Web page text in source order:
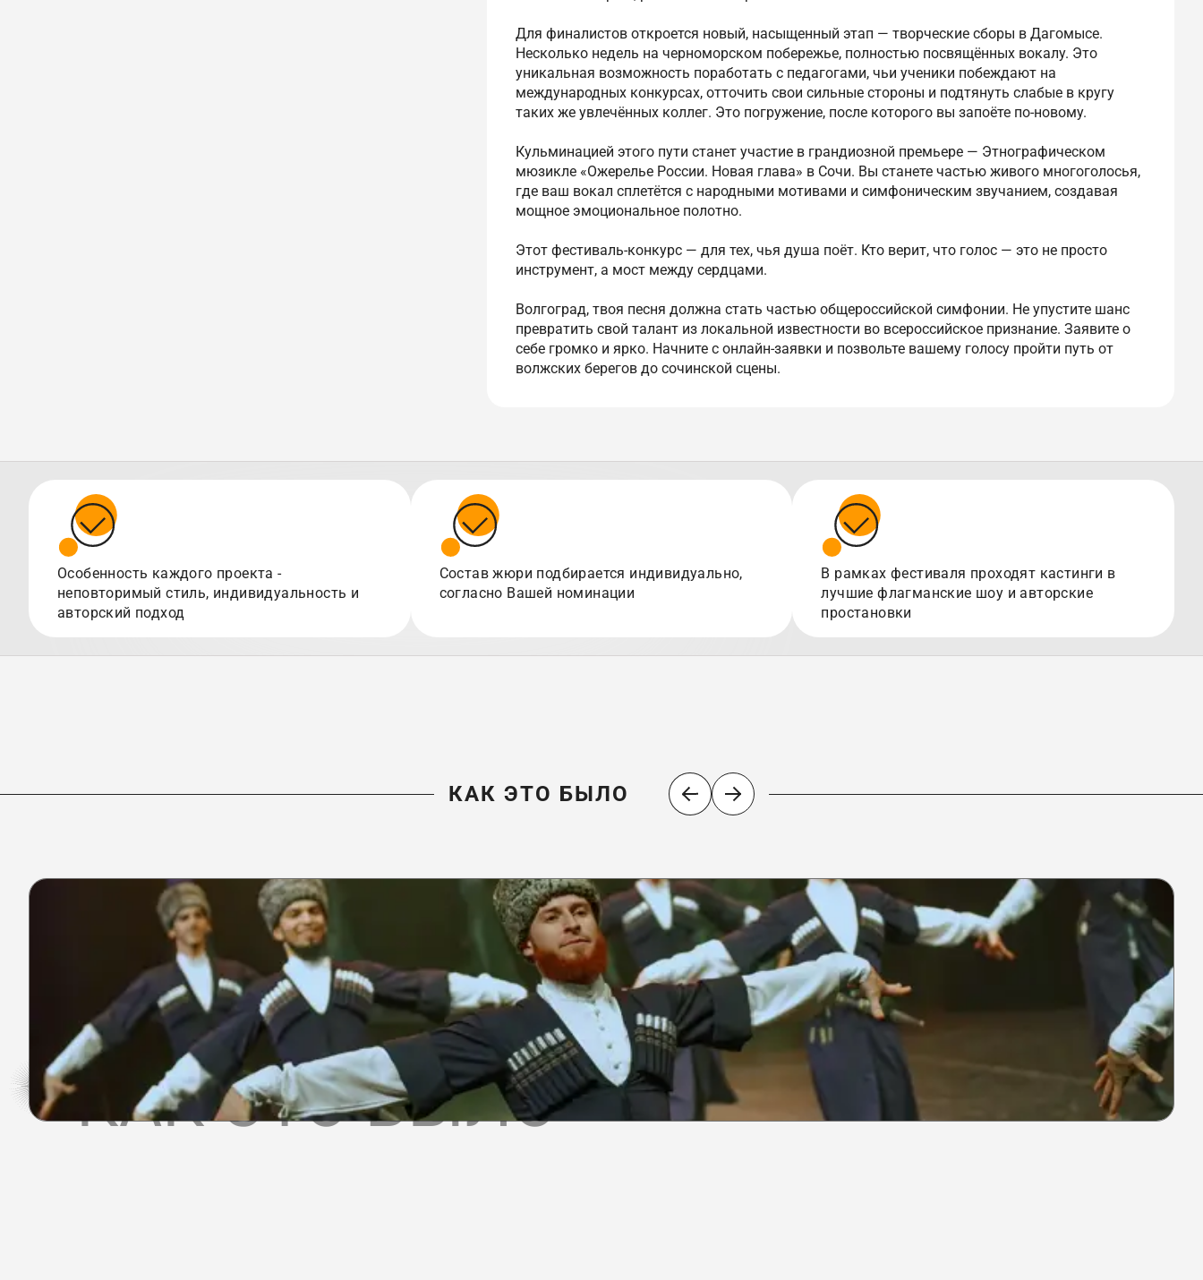
Для финалистов откроется новый, насыщенный этап — творческие сборы в Дагомысе.
Несколько недель на черноморском побережье, полностью посвящённых вокалу. Это
уникальная возможность поработать с педагогами, чьи ученики побеждают на
международных конкурсах, отточить свои сильные стороны и подтянуть слабые в кругу
таких же увлечённых коллег. Это погружение, после которого вы запоёте по-новому.
Кульминацией этого пути станет участие в грандиозной премьере — Этнографическом
мюзикле «Ожерелье России. Новая глава» в Сочи. Вы станете частью живого многоголосья,
где ваш вокал сплетётся с народными мотивами и симфоническим звучанием, создавая
мощное эмоциональное полотно.
Этот фестиваль-конкурс — для тех, чья душа поёт. Кто верит, что голос — это не просто
инструмент, а мост между сердцами.
Волгоград, твоя песня должна стать частью общероссийской симфонии. Не упустите шанс
превратить свой талант из локальной известности во всероссийское признание. Заявите о
себе громко и ярко. Начните с онлайн-заявки и позвольте вашему голосу пройти путь от
волжских берегов до сочинской сцены.
Особенность каждого проекта -
неповторимый стиль, индивидуальность и
авторский подход
Состав жюри подбирается индивидуально,
согласно Вашей номинации
В рамках фестиваля проходят кастинги в
лучшие флагманские шоу и авторские
простановки
КАК ЭТО БЫЛО
КАК ЭТО БЫЛО